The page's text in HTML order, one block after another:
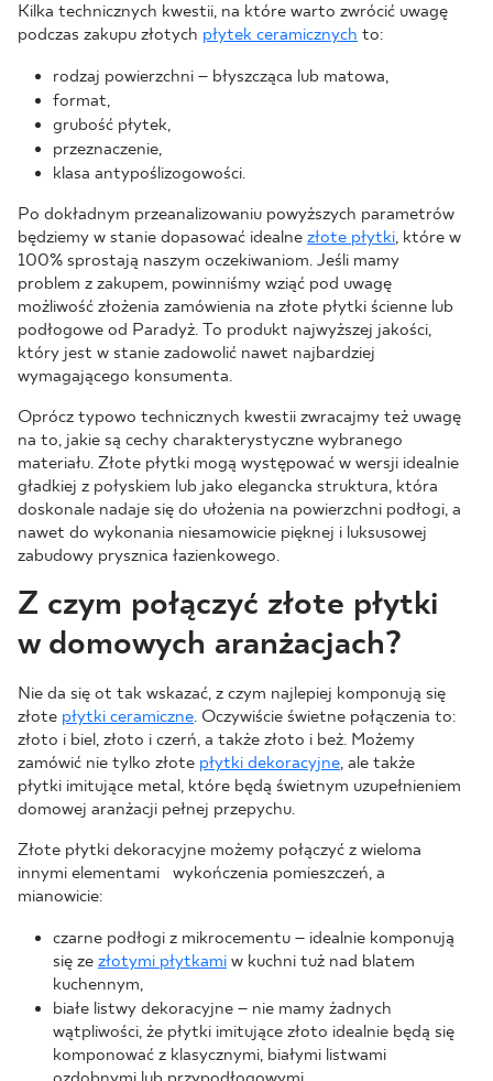
Kilka technicznych kwestii, na które warto zwrócić uwagę
podczas zakupu złotych płytek ceramicznych to:
rodzaj powierzchni – błyszcząca lub matowa,
format,
grubość płytek,
przeznaczenie,
klasa antypoślizogowości.
Po dokładnym przeanalizowaniu powyższych parametrów
będziemy w stanie dopasować idealne złote płytki, które w
100% sprostają naszym oczekiwaniom. Jeśli mamy
problem z zakupem, powinniśmy wziąć pod uwagę
możliwość złożenia zamówienia na złote płytki ścienne lub
podłogowe od Paradyż. To produkt najwyższej jakości,
który jest w stanie zadowolić nawet najbardziej
wymagającego konsumenta.
Oprócz typowo technicznych kwestii zwracajmy też uwagę
na to, jakie są cechy charakterystyczne wybranego
materiału. Złote płytki mogą występować w wersji idealnie
gładkiej z połyskiem lub jako elegancka struktura, która
doskonale nadaje się do ułożenia na powierzchni podłogi, a
nawet do wykonania niesamowicie pięknej i luksusowej
zabudowy prysznica łazienkowego.
Z czym połączyć złote płytki
w domowych aranżacjach?
Nie da się ot tak wskazać, z czym najlepiej komponują się
złote płytki ceramiczne. Oczywiście świetne połączenia to:
złoto i biel, złoto i czerń, a także złoto i beż. Możemy
zamówić nie tylko złote płytki dekoracyjne, ale także
płytki imitujące metal, które będą świetnym uzupełnieniem
domowej aranżacji pełnej przepychu.
Złote płytki dekoracyjne możemy połączyć z wieloma
innymi elementami wykończenia pomieszczeń, a
mianowicie:
czarne podłogi z mikrocementu – idealnie komponują
się ze złotymi płytkami w kuchni tuż nad blatem
kuchennym,
białe listwy dekoracyjne – nie mamy żadnych
wątpliwości, że płytki imitujące złoto idealnie będą się
komponować z klasycznymi, białymi listwami